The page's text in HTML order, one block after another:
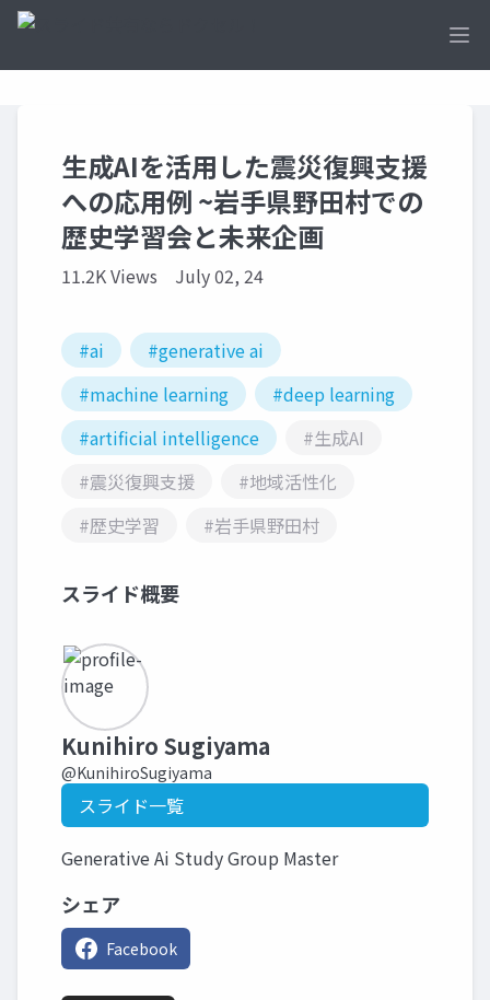
生成AIを活用した震災復興支援
への応用例 ~岩手県野田村での
歴史学習会と未来企画
11.2K Views July 02, 24
#ai
#generative ai
#machine learning
#deep learning
#artificial intelligence
#生成AI
#震災復興支援
#地域活性化
#歴史学習
#岩手県野田村
スライド概要
Kunihiro Sugiyama
@KunihiroSugiyama
スライド一覧
Generative Ai Study Group Master
シェア
Facebook